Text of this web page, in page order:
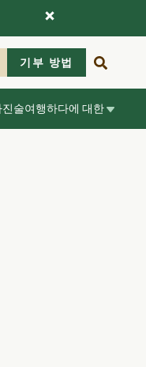
기부 방법
술여행하다에 대한